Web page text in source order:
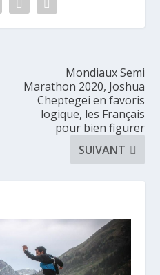
Mondiaux Semi
Marathon 2020, Joshua
Cheptegei en favoris
logique, les Français
pour bien figurer
SUIVANT